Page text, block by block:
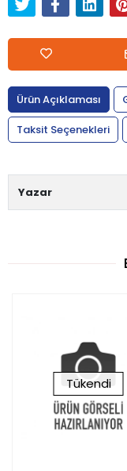
Ürün Açıklaması
Taksit Seçenekleri
Yazar
Tükendi